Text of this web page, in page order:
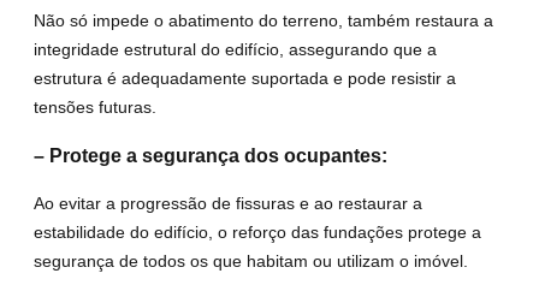
Não só impede o abatimento do terreno, também restaura a
integridade estrutural do edifício, assegurando que a
estrutura é adequadamente suportada e pode resistir a
tensões futuras.
– Protege a segurança dos ocupantes:
Ao evitar a progressão de fissuras e ao restaurar a
estabilidade do edifício, o reforço das fundações protege a
segurança de todos os que habitam ou utilizam o imóvel.